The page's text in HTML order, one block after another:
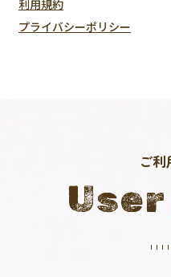
利用規約
プライバシーポリシー
ご